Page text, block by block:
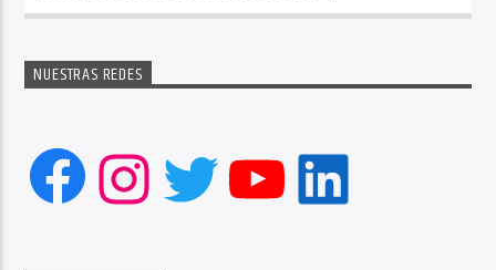
NUESTRAS REDES
Facebook
Instagram
Twitter
YouTube
LinkedIn